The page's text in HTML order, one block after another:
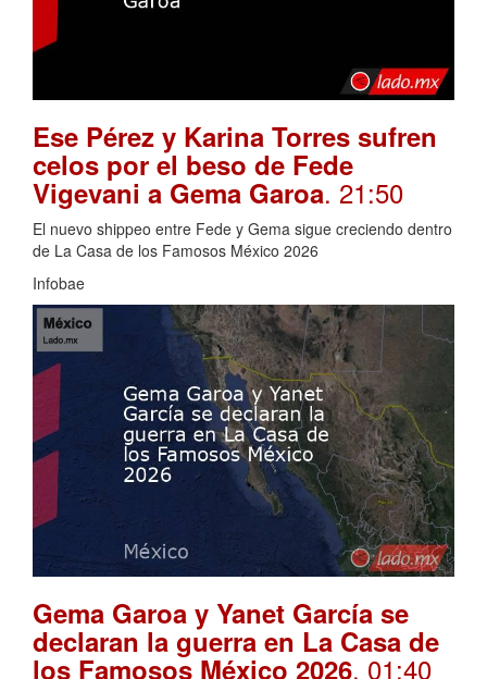
Ese Pérez y Karina Torres sufren
celos por el beso de Fede
Vigevani a Gema Garoa. 21:50
El nuevo shippeo entre Fede y Gema sigue creciendo dentro
de La Casa de los Famosos México 2026
Infobae
Gema Garoa y Yanet García se
declaran la guerra en La Casa de
los Famosos México 2026. 01:40